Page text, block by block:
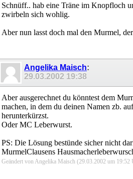
Schnüff.. hab eine Träne im Knopfloch
zwirbeln sich wohlig.
Aber nun lasst doch mal den Murmel,
Angelika Maisch:
29.03.2002 19:38
Aber ausgerechnet du könntest dem
machen, in dem du deinen Namen zb.
herunterkürzst.
Oder MC Leberwurst.
PS: Die Lösung bestünde sicher nicht
MurmelClausens
Geändert von Angelika Maisch (29.03.2002 um 19:52